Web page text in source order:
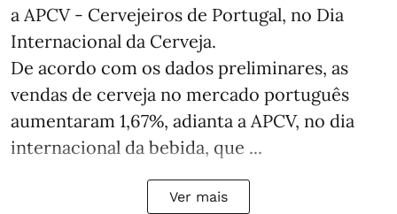
a APCV - Cervejeiros de Portugal, no Dia
Internacional da Cerveja.
De acordo com os dados preliminares, as
vendas de cerveja no mercado português
aumentaram 1,67%, adianta a APCV, no dia
internacional da bebida, que ...
Ver mais